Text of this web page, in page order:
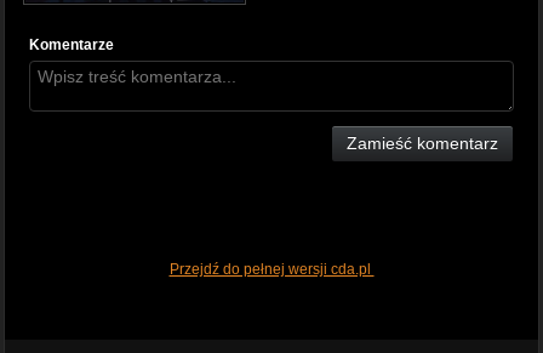
Komentarze
Zamieść komentarz
Przejdź do pełnej wersji cda.pl